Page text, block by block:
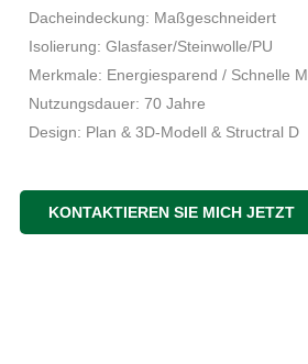
Dacheindeckung: Maßgeschneidert
Isolierung: Glasfaser/Steinwolle/PU
Merkmale: Energiesparend / Schnelle
Nutzungsdauer: 70 Jahre
Design: Plan & 3D-Modell & Structral D
KONTAKTIEREN SIE MICH JETZT